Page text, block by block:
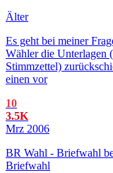
Älter
Es geht bei meiner
Wähler die Unterlagen
Stimmzettel)
einen vor
10
3.5K
Mrz 2006
BR Wahl - Briefwahl
Briefwahl